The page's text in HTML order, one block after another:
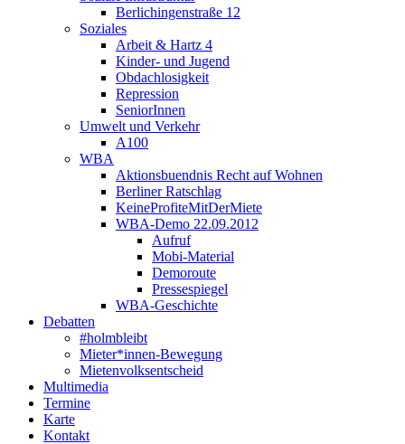
Berlichingenstraße 12
Soziales
Arbeit & Hartz 4
Kinder- und Jugend
Obdachlosigkeit
Repression
SeniorInnen
Umwelt und Verkehr
A100
WBA
Aktionsbuendnis Recht auf Wohnen
Berliner Ratschlag
KeineProfiteMitDerMiete
WBA-Demo 22.09.2012
Aufruf
Mobi-Material
Demoroute
Pressespiegel
WBA-Geschichte
Debatten
#holmbleibt
Mieter*innen-Bewegung
Mietenvolksentscheid
Multimedia
Termine
Karte
Kontakt